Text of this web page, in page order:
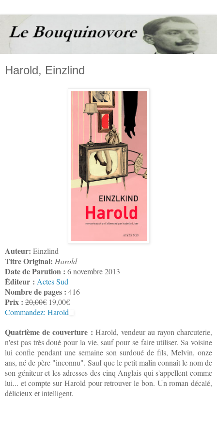
Harold, Einzlind
Auteur: Einzlind
Titre Original: Harold
Date de Parution : 6 novembre 2013
Éditeur : Actes Sud
Nombre de pages : 416
Prix : 20,00€ 19,00€
Commandez: Harold
Quatrième de couverture : Harold, vendeur au rayon charcuterie,
n'est pas très doué pour la vie, sauf pour se faire utiliser. Sa voisine
lui confie pendant une semaine son surdoué de fils, Melvin, onze
ans, né de père "inconnu". Sauf que le petit malin connaît le nom de
son géniteur et les adresses des cinq Anglais qui s'appellent comme
lui... et compte sur Harold pour retrouver le bon. Un roman décalé,
délicieux et intelligent.